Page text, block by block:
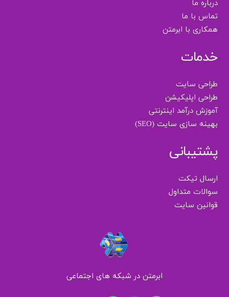
درباره ما
تماس با ما
همکاری با ابرمتن
خدمات
طراحی سایت
طراحی اپلیکیشن
آموزش درآمد اینترنتی
بهینه سازی سایت (SEO)
پشتیبانی
ارسال تیکت
سوالات متداول
قوانین سایت
ابرمتن در شبکه های اجتماعی